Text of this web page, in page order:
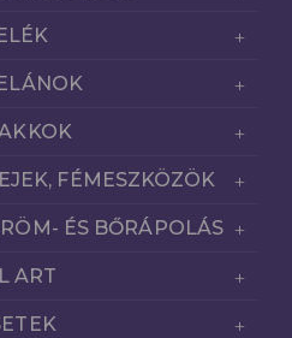
FÉMESZKÖZÖK
ÉS BŐRÁPOLÁS
ART